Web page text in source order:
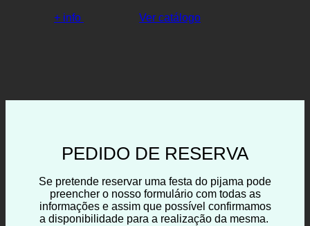
+ info Ver catálogo
PEDIDO DE RESERVA
Se pretende reservar uma festa do pijama pode
preencher o nosso formulário com todas as
informações e assim que possível confirmamos
a disponibilidade para a realização da mesma.